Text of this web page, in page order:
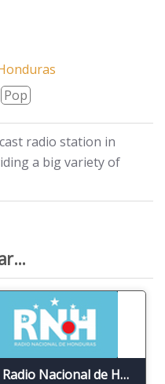
Pop
radio station in
a big variety of
Radio Nacional de Honduras